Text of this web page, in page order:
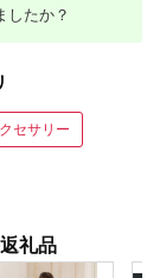
したか？
セサリー
礼品